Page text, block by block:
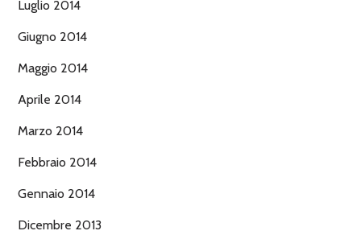
Luglio 2014
Giugno 2014
Maggio 2014
Aprile 2014
Marzo 2014
Febbraio 2014
Gennaio 2014
Dicembre 2013